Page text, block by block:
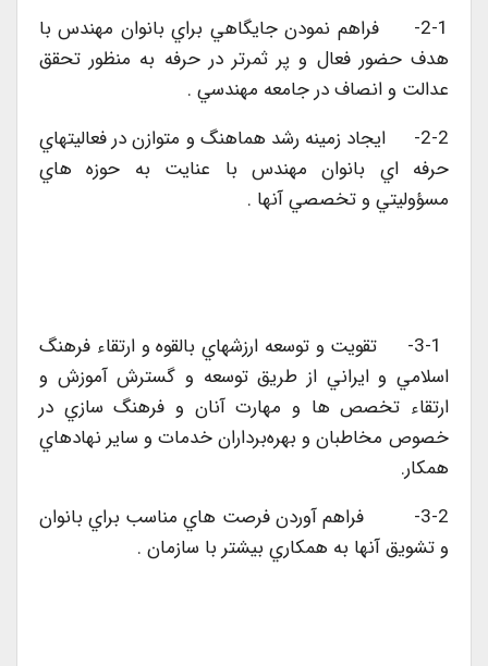
2-1- فراهم نمودن جايگاهي براي بانوان مهندس با
هدف حضور فعال و پر ثمرتر در حرفه به منظور تحقق
عدالت و انصاف در جامعه مهندسي .
2-2- ايجاد زمينه رشد هماهنگ و متوازن در فعاليتهاي
حرفه اي بانوان مهندس با عنايت به حوزه هاي
مسؤوليتي و تخصصي آنها .
3-1- تقويت و توسعه ارزشهاي بالقوه و ارتقاء فرهنگ
اسلامي و ايراني از طريق توسعه و گسترش آموزش و
ارتقاء تخصص ها و مهارت آنان و فرهنگ سازي در
خصوص مخاطبان و بهره‌برداران خدمات و ساير نهادهاي
همكار.
3-2- فراهم آوردن فرصت هاي مناسب براي بانوان
و تشويق آنها به همكاري بيشتر با سازمان .